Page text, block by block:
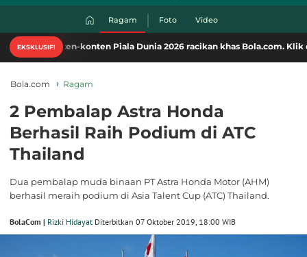
Ragam Foto Video
EKSKLUSIF!
konten Piala Dunia 2026 racikan khas Bola.com. Klik di sini!
Bola.com Ragam
2 Pembalap Astra Honda
Berhasil Raih Podium di ATC
Thailand
Dua pembalap muda binaan PT Astra Honda Motor (AHM)
berhasil meraih podium di Asia Talent Cup (ATC) Thailand.
BolaCom | Rizki Hidayat Diterbitkan 07 Oktober 2019, 18:00 WIB